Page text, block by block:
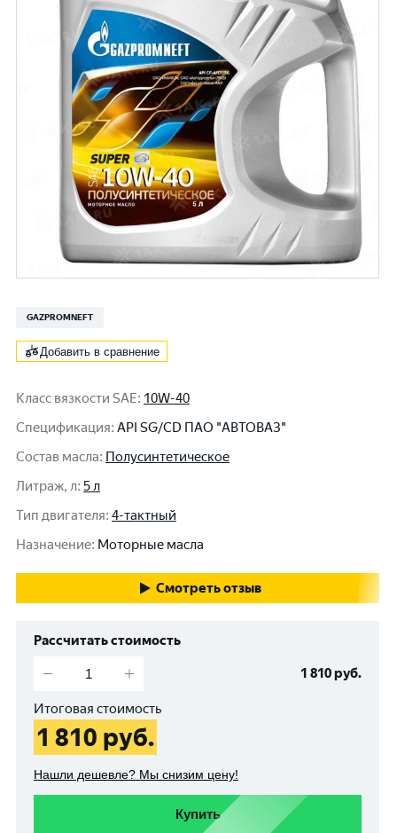
GAZPROMNEFT
Добавить в сравнение
Класс вязкости SAE: 10W-40
Спецификация: API SG/CD ПАО "АВТОВАЗ"
Состав масла: Полусинтетическое
Литраж, л: 5 л
Тип двигателя: 4-тактный
Назначение: Моторные масла
Смотреть отзыв
Рассчитать стоимость
1 810руб.
Итоговая стоимость
1 810 руб.
Нашли дешевле? Мы снизим цену!
Купить